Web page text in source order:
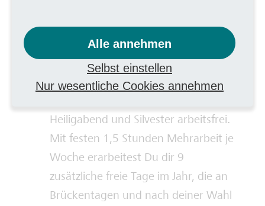
Freizeit:Nach der Arbeit ist vor dem
wohl verdienten Feierabend. Bei uns
erwarten Dich geregelte Arbeitszeiten
mit 39 Stunden/Woche und 30 Tage
Heiligabend und Silvester arbeitsfrei.
Mit festen 1,5 Stunden Mehrarbeit je
Woche erarbeitest Du dir 9
zusätzliche freie Tage im Jahr, die an
Brückentagen und nach deiner Wahl
Alle annehmen
Selbst einstellen
Nur wesentliche Cookies annehmen